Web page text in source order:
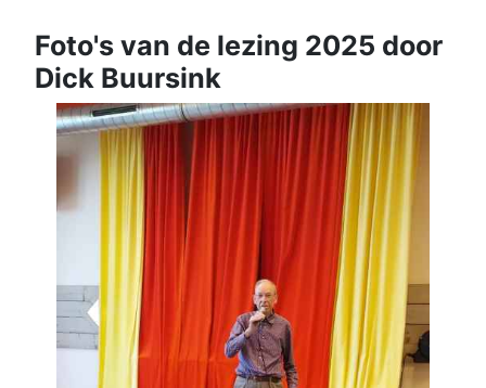
Foto's van de lezing 2025 door
Dick Buursink